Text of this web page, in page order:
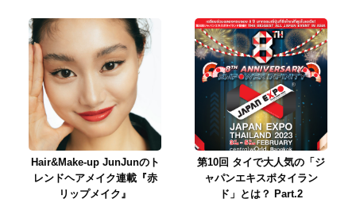
Hair&Make-up JunJunのト
レンドヘアメイク連載『赤
リップメイク』
第10回 タイで大人気の「ジ
ャパンエキスポタイラン
ド」とは？ Part.2